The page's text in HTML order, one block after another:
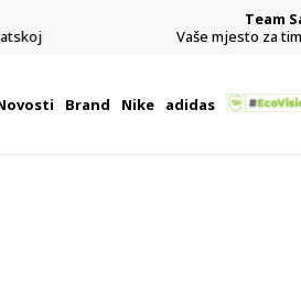
Vaše mjesto za timske sportove.
Brand Nike adidas